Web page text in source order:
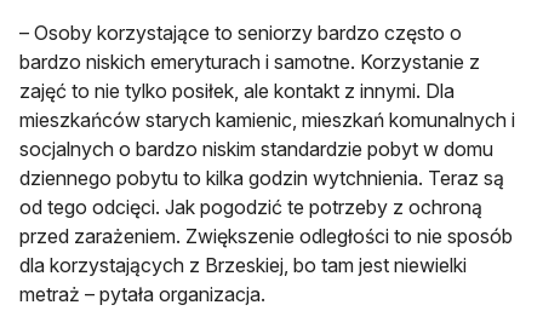
– Osoby korzystające to seniorzy bardzo często o
bardzo niskich emeryturach i samotne. Korzystanie z
zajęć to nie tylko posiłek, ale kontakt z innymi. Dla
mieszkańców starych kamienic, mieszkań komunalnych i
socjalnych o bardzo niskim standardzie pobyt w domu
dziennego pobytu to kilka godzin wytchnienia. Teraz są
od tego odcięci. Jak pogodzić te potrzeby z ochroną
przed zarażeniem. Zwiększenie odległości to nie sposób
dla korzystających z Brzeskiej, bo tam jest niewielki
metraż – pytała organizacja.